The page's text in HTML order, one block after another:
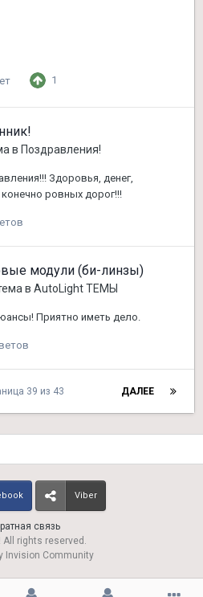
1
в Поздравления!
Здоровья, денег,
ровных дорог!!!
модули (би-линзы)
в AutoLight ТЕМЫ
Приятно иметь дело.
ДАЛЕЕ
39 из 43
связь
Viber
All rights reserved.
Invision Community